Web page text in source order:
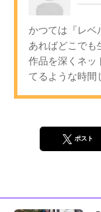
かつては『レベ
あればどこでも
作品を深くネッ
てるような時間
ポスト